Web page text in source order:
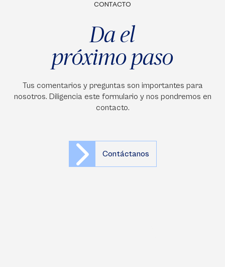
CONTACTO
Da el
próximo paso
Tus comentarios y preguntas son importantes para
nosotros. Diligencia este formulario y nos pondremos en
contacto.
Contáctanos